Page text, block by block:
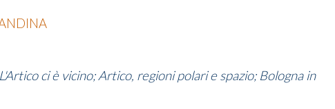
L'Artico ci è vicino; Artico, regioni polari e spazio; Bologna in